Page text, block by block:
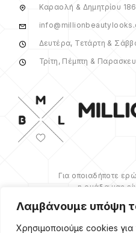
Λαμβάνουμε υπόψη
Χρησιμοποιούμε cookies
Καραολή & Δημητρίου
Δευτέρα, Τετάρτη &
Τρίτη, Πέμπτη &
Για οποιαδήποτε
η ομάδα μας